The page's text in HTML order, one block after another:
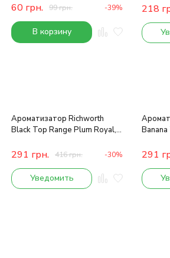
60 грн. 99грн. -39%
В корзину
218
Ароматизатор Richworth
Black Top Range Plum Royal,
291 грн. 416грн. -30%
Уведомить
291